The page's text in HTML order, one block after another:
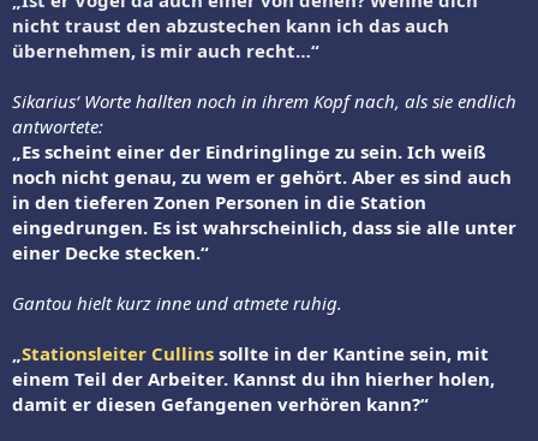
nicht traust den abzustechen kann ich das auch
übernehmen, is mir auch recht…“
Sikarius‘ Worte hallten noch in ihrem Kopf nach, als sie endlich
antwortete:
„Es scheint einer der Eindringlinge zu sein. Ich weiß
noch nicht genau, zu wem er gehört. Aber es sind auch
in den tieferen Zonen Personen in die Station
eingedrungen. Es ist wahrscheinlich, dass sie alle unter
einer Decke stecken.“
Gantou hielt kurz inne und atmete ruhig.
„Stationsleiter Cullins sollte in der Kantine sein, mit
einem Teil der Arbeiter. Kannst du ihn hierher holen,
damit er diesen Gefangenen verhören kann?“